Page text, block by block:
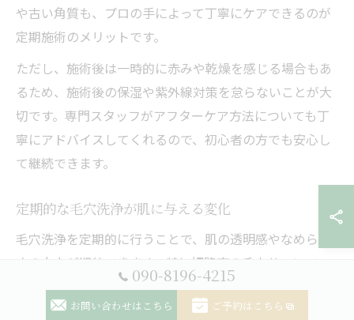
や古い角質も、プロの手によって丁寧にケアできるのが
定期施術のメリットです。
ただし、施術後は一時的に赤みや乾燥を感じる場合もあ
るため、施術後の保湿や紫外線対策を怠らないことが大
切です。専門スタッフがアフターケア方法についても丁
寧にアドバイスしてくれるので、初心者の方でも安心し
て継続できます。
定期的な毛穴洗浄が肌に与える変化
毛穴洗浄を定期的に行うことで、肌の透明感やなめらか
さの向上が期待できます。特に姫路市の毛穴サロンで
は、毛穴の奥までアプローチする施術が充実しており、
自己流ケアでは難しい毛穴詰まりの徹底除去が可能で
090-8196-4215
お問い合わせはこちら ご予約はこちら